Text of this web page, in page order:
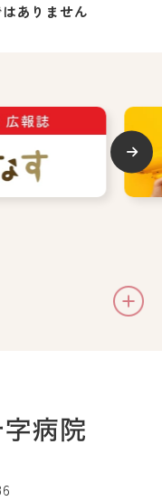
ありません